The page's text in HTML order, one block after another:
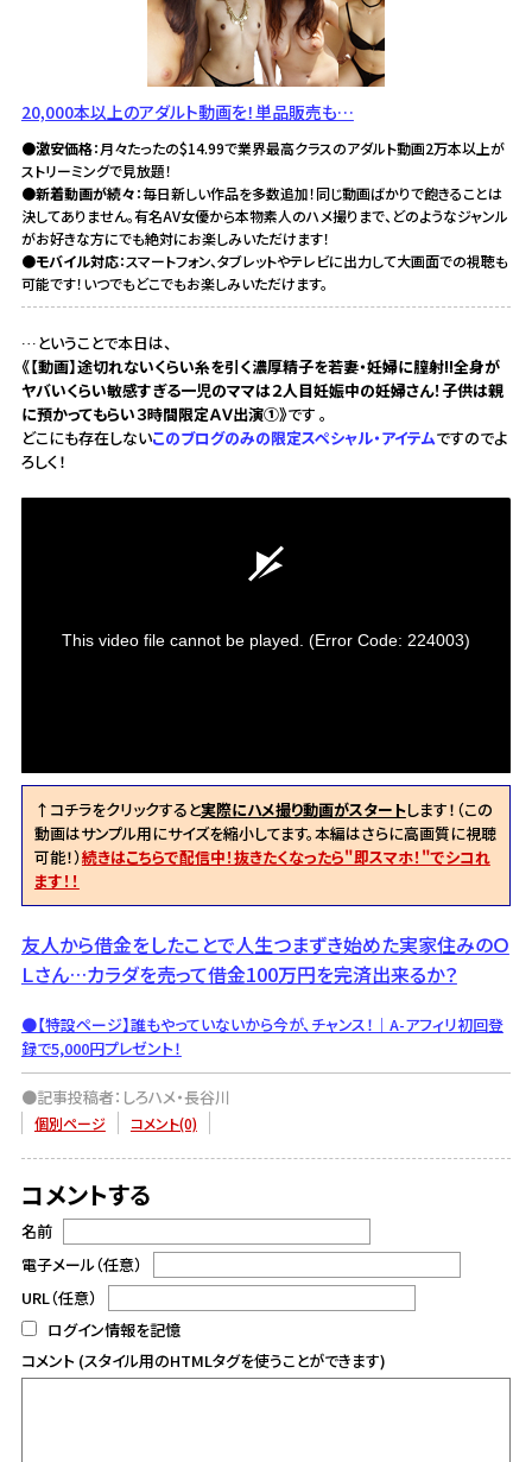
20,000本以上のアダルト動画を！単品販売も…
●激安価格：月々たったの$14.99で業界最高クラスのアダルト動画2万本以上が
ストリーミングで見放題！
●新着動画が続々：毎日新しい作品を多数追加！同じ動画ばかりで飽きることは
決してありません。有名AV女優から本物素人のハメ撮りまで、どのようなジャンル
がお好きな方にでも絶対にお楽しみいただけます！
●モバイル対応：スマートフォン、タブレットやテレビに出力して大画面での視聴も
可能です！いつでもどこでもお楽しみいただけます。
…ということで本日は、
《【動画】途切れないくらい糸を引く濃厚精子を若妻・妊婦に膣射!!全身が
ヤバいくらい敏感すぎる一児のママは２人目妊娠中の妊婦さん！子供は親
に預かってもらい３時間限定ＡＶ出演①》です 。
どこにも存在しないこのブログのみの限定スペシャル・アイテムですのでよ
ろしく！
This video file cannot be played. (Error Code: 224003)
↑コチラをクリックすると実際にハメ撮り動画がスタートします！（この
動画はサンプル用にサイズを縮小してます。本編はさらに高画質に視聴
可能！）続きはこちらで配信中！抜きたくなったら"即スマホ！"でシコれ
ます！！
友人から借金をしたことで人生つまずき始めた実家住みのＯ
Ｌさん…カラダを売って借金100万円を完済出来るか？
●【特設ページ】誰もやっていないから今が、チャンス！｜A-アフィリ初回登
録で5,000円プレゼント！
●記事投稿者：しろハメ・長谷川
個別ページ コメント(0)
コメントする
名前
電子メール（任意）
URL（任意）
ログイン情報を記憶
コメント (スタイル用のHTMLタグを使うことができます)